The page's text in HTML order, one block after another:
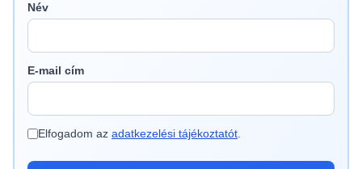
Név
E-mail cím
Elfogadom az adatkezelési tájékoztatót